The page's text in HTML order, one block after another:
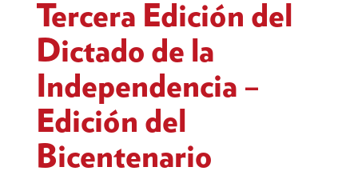
Tercera Edición del
Dictado de la
Independencia –
Edición del
Bicentenario